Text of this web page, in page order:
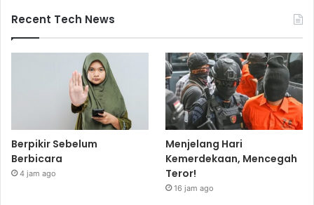
Recent Tech News
Berpikir Sebelum
Berbicara
4 jam ago
Menjelang Hari
Kemerdekaan, Mencegah
Teror!
16 jam ago